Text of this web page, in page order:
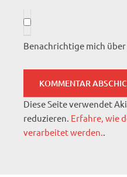
Benachrichtige mich
Diese Seite verwendet
reduzieren. Erfahre, wie
verarbeitet werden..